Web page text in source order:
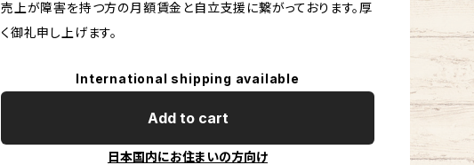
売上が障害を持つ方の月額賃金と自立支援に繋がっております。厚
く御礼申し上げます。
International shipping available
Add to cart
日本国内にお住まいの方向け